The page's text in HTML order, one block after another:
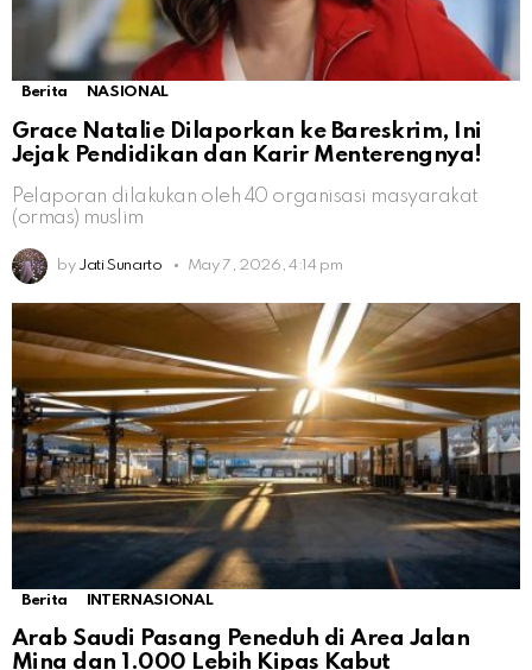
Berita NASIONAL
Grace Natalie Dilaporkan ke Bareskrim, Ini
Jejak Pendidikan dan Karir Menterengnya!
Pelaporan dilakukan oleh 40 organisasi masyarakat
(ormas) muslim
by Jati Sunarto May 7, 2026, 4:14 pm
Berita INTERNASIONAL
Arab Saudi Pasang Peneduh di Area Jalan
Mina dan 1.000 Lebih Kipas Kabut